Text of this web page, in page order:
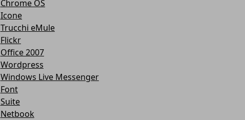
Chrome OS
Icone
Trucchi eMule
Flickr
Office 2007
Wordpress
Windows Live Messenger
Font
Suite
Netbook